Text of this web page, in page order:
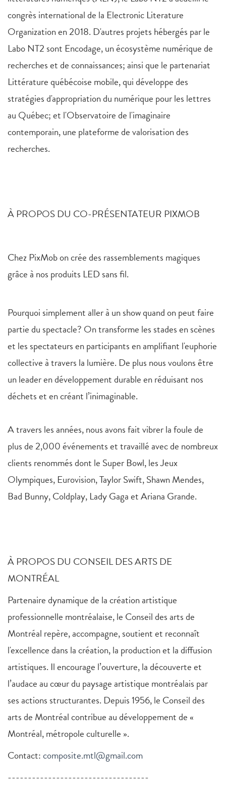
congrès international de la Electronic Literature
Organization en 2018. D'autres projets hébergés par le
Labo NT2 sont Encodage, un écosystème numérique de
recherches et de connaissances; ainsi que le partenariat
Littérature québécoise mobile, qui développe des
stratégies d'appropriation du numérique pour les lettres
au Québec; et l'Observatoire de l'imaginaire
contemporain, une plateforme de valorisation des
recherches.
À PROPOS DU CO-PRÉSENTATEUR PIXMOB
Chez PixMob on crée des rassemblements magiques
grâce à nos produits LED sans fil.
Pourquoi simplement aller à un show quand on peut faire
partie du spectacle? On transforme les stades en scènes
et les spectateurs en participants en amplifiant l'euphorie
collective à travers la lumière. De plus nous voulons être
un leader en développement durable en réduisant nos
déchets et en créant l’inimaginable.
A travers les années, nous avons fait vibrer la foule de
plus de 2,000 événements et travaillé avec de nombreux
clients renommés dont le Super Bowl, les Jeux
Olympiques, Eurovision, Taylor Swift, Shawn Mendes,
Bad Bunny, Coldplay, Lady Gaga et Ariana Grande.
À PROPOS DU CONSEIL DES ARTS DE
MONTRÉAL
Partenaire dynamique de la création artistique
professionnelle montréalaise, le Conseil des arts de
Montréal repère, accompagne, soutient et reconnaît
l'excellence dans la création, la production et la diffusion
artistiques. Il encourage l’ouverture, la découverte et
l’audace au cœur du paysage artistique montréalais par
ses actions structurantes. Depuis 1956, le Conseil des
arts de Montréal contribue au développement de «
Montréal, métropole culturelle ».
Contact:composite.mtl@gmail.com
-----------------------------------